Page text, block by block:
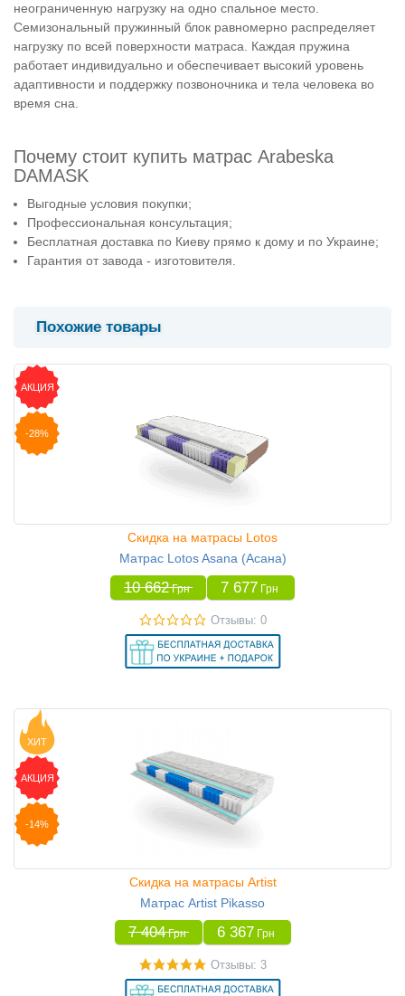
неограниченную нагрузку на одно спальное место.
Семизональный пружинный блок равномерно распределяет
нагрузку по всей поверхности матраса. Каждая пружина
работает индивидуально и обеспечивает высокий уровень
адаптивности и поддержку позвоночника и тела человека во
время сна.
Почему стоит купить матрас Arabeska
DAMASK
Выгодные условия покупки;
Профессиональная консультация;
Бесплатная доставка по Киеву прямо к дому и по Украине;
Гарантия от завода - изготовителя.
Похожие товары
АКЦИЯ
-28%
Скидка на матрасы Lotos
Матрас Lotos Asana (Асана)
10 662 Грн 7 677 Грн
Отзывы: 0
ХИТ
АКЦИЯ
-14%
Скидка на матрасы Artist
Матрас Artist Pikasso
7 404 Грн 6 367 Грн
Отзывы: 3